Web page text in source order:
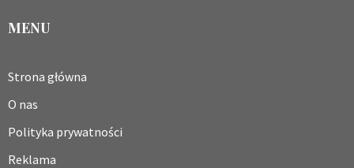
MENU
Strona główna
O nas
Polityka prywatności
Reklama